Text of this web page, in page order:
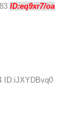
ID:eq9xr7/oa
ID:iJXYDBvq0